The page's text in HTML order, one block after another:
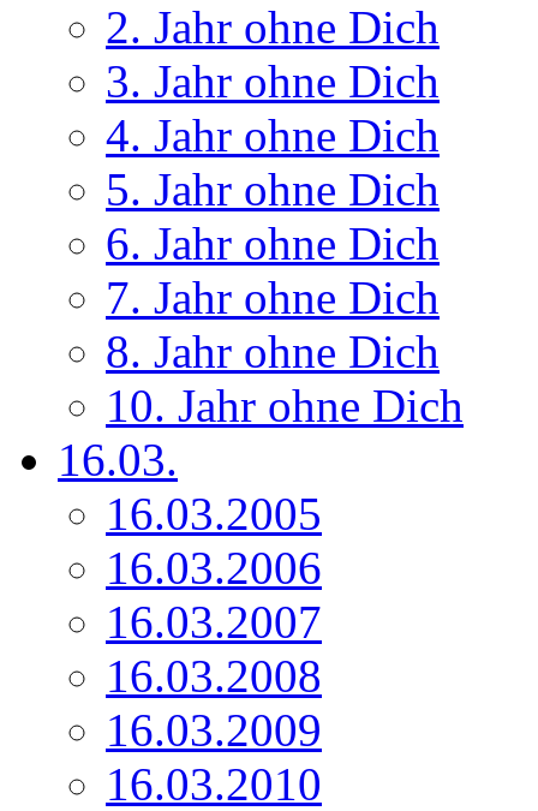
2. Jahr ohne Dich
3. Jahr ohne Dich
4. Jahr ohne Dich
5. Jahr ohne Dich
6. Jahr ohne Dich
7. Jahr ohne Dich
8. Jahr ohne Dich
10. Jahr ohne Dich
16.03.
16.03.2005
16.03.2006
16.03.2007
16.03.2008
16.03.2009
16.03.2010